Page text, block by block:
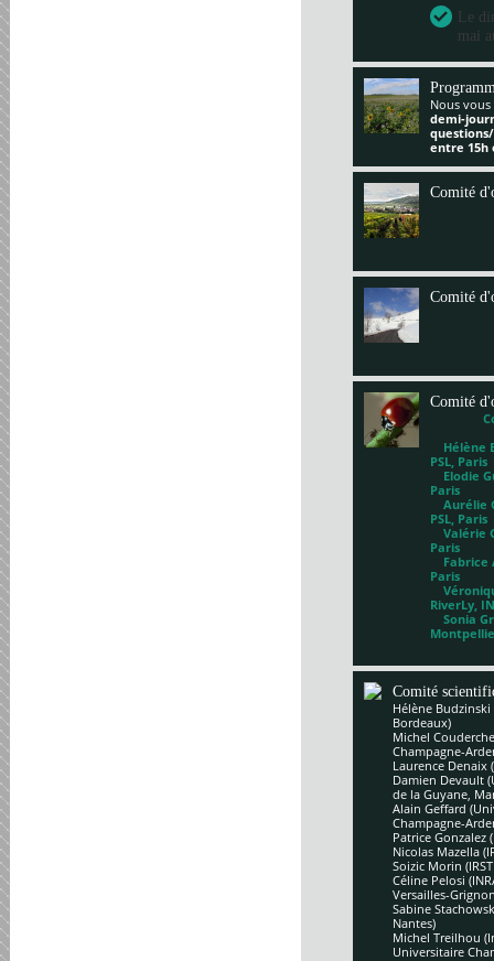
Le
mai
Nous
demi-
entre 15h
Comité
Comité
Comité
Hélène
PSL, Paris
Elodie
Paris
Aurélie
PSL, Paris
Valérie
Paris
Fabrice
Paris
RiverLy,
Sonia
Comité
Hélène
Bordeaux)
Michel
Champagne-
Laurence Denaix
Damien Devault
de la Guyane,
Alain Geffard
Champagne-
Patrice Gonzalez
Nicolas Mazella
Soizic Morin
Céline Pelosi
Versailles-
Sabine
Nantes)
Michel Treilhou
Universitaire